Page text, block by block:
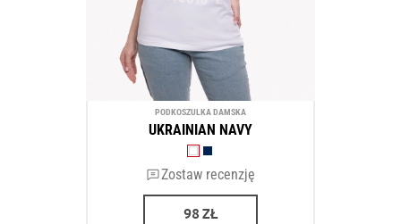
PODKOSZULKA DAMSKA
UKRAINIAN NAVY
Zostaw recenzję
98 ZŁ